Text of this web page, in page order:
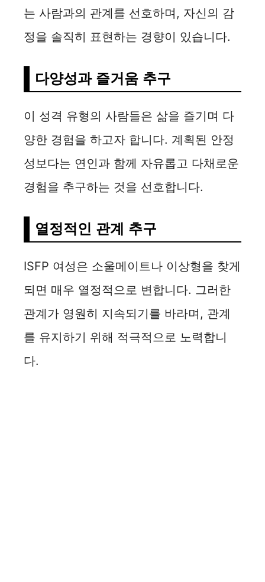
는 사람과의 관계를 선호하며, 자신의 감
정을 솔직히 표현하는 경향이 있습니다.
다양성과 즐거움 추구
이 성격 유형의 사람들은 삶을 즐기며 다
양한 경험을 하고자 합니다. 계획된 안정
성보다는 연인과 함께 자유롭고 다채로운
경험을 추구하는 것을 선호합니다.
열정적인 관계 추구
ISFP 여성은 소울메이트나 이상형을 찾게
되면 매우 열정적으로 변합니다. 그러한
관계가 영원히 지속되기를 바라며, 관계
를 유지하기 위해 적극적으로 노력합니
다.